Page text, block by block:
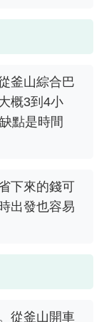
釜山綜合巴
概3到4小
點是時間
下來的錢可
出發也容易
從釜山開車